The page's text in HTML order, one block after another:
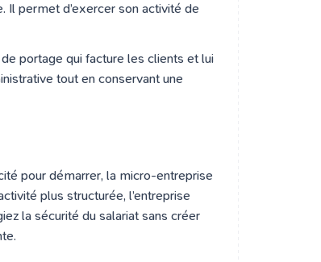
Il permet d’exercer son activité de
portage qui facture les clients et lui
tout en conservant une
pour démarrer, la micro-entreprise
plus structurée, l’entreprise
la sécurité du salariat sans créer